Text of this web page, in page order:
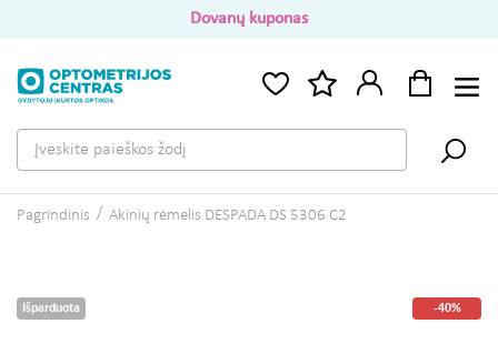
Dovanų kuponas
Pagrindinis Akinių rėmelis DESPADA DS 5306 C2
Išparduota -40%